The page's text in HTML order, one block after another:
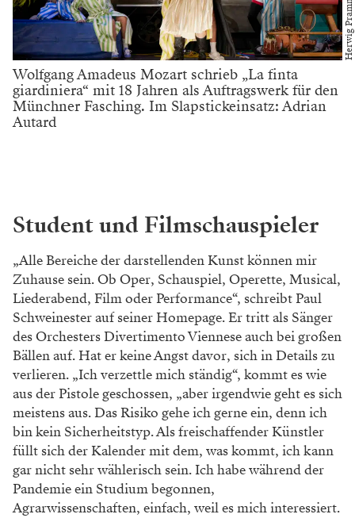
Herwig Prammer
Wolfgang Amadeus Mozart schrieb „La finta
giardiniera“ mit 18 Jahren als Auftragswerk für den
Münchner Fasching. Im Slapstickeinsatz: Adrian
Autard
Student und Filmschauspieler
„Alle Bereiche der darstellenden Kunst können mir
Zuhause sein. Ob Oper, Schauspiel, Operette, Musical,
Liederabend, Film oder Performance“, schreibt Paul
Schweinester auf seiner Homepage. Er tritt als Sänger
des Orchesters Divertimento Viennese auch bei großen
Bällen auf. Hat er keine Angst davor, sich in Details zu
verlieren. „Ich verzettle mich ständig“, kommt es wie
aus der Pistole geschossen, „aber irgendwie geht es sich
meistens aus. Das Risiko gehe ich gerne ein, denn ich
bin kein Sicherheitstyp. Als freischaffender Künstler
füllt sich der Kalender mit dem, was kommt, ich kann
gar nicht sehr wählerisch sein. Ich habe während der
Pandemie ein Studium begonnen,
Agrarwissenschaften, einfach, weil es mich interessiert.